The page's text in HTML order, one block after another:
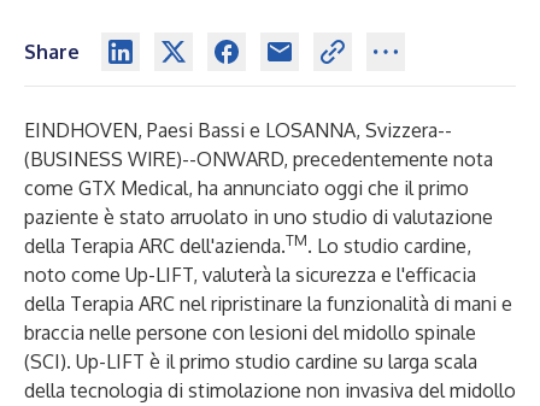
Share
EINDHOVEN, Paesi Bassi e LOSANNA, Svizzera--
(BUSINESS WIRE)--ONWARD, precedentemente nota
come GTX Medical, ha annunciato oggi che il primo
paziente è stato arruolato in uno studio di valutazione
della Terapia ARC dell'azienda.TM. Lo studio cardine,
noto come Up-LIFT, valuterà la sicurezza e l'efficacia
della Terapia ARC nel ripristinare la funzionalità di mani e
braccia nelle persone con lesioni del midollo spinale
(SCI). Up-LIFT è il primo studio cardine su larga scala
della tecnologia di stimolazione non invasiva del midollo